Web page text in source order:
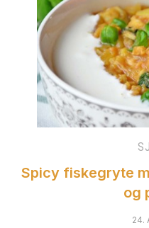
Spicy fiskegryte
og
24.